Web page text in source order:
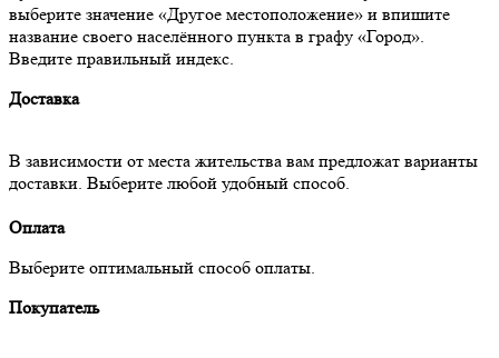
выберите значение «Другое местоположение» и впишите
название своего населённого пункта в графу «Город».
Введите правильный индекс.
Доставка
В зависимости от места жительства вам предложат варианты
доставки. Выберите любой удобный способ.
Оплата
Выберите оптимальный способ оплаты.
Покупатель